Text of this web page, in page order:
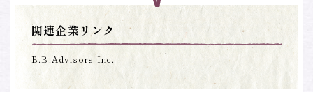
関連企業リンク
B.B.Advisors Inc.